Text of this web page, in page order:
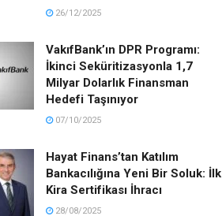
26/12/2025
VakıfBank’ın DPR Programı:
İkinci Seküritizasyonla 1,7
Milyar Dolarlık Finansman
Hedefi Taşınıyor
07/10/2025
Hayat Finans’tan Katılım
Bankacılığına Yeni Bir Soluk: İlk
Kira Sertifikası İhracı
28/08/2025